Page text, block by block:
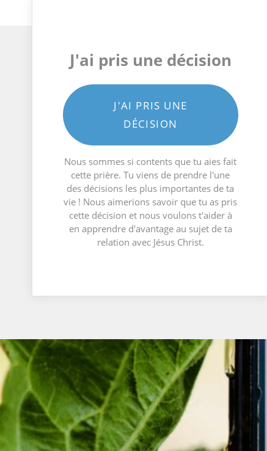
J'ai pris une décision
J'AI PRIS UNE
DÉCISION
Nous sommes si contents que tu aies fait
cette prière. Tu viens de prendre l'une
des décisions les plus importantes de ta
vie ! Nous aimerions savoir que tu as pris
cette décision et nous voulons t'aider à
en apprendre d'avantage au sujet de ta
relation avec Jésus Christ.